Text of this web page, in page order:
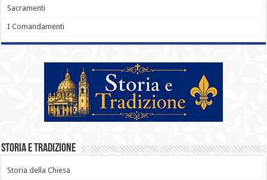
Sacramenti
I Comandamenti
Storia e Tradizione
Storia della Chiesa